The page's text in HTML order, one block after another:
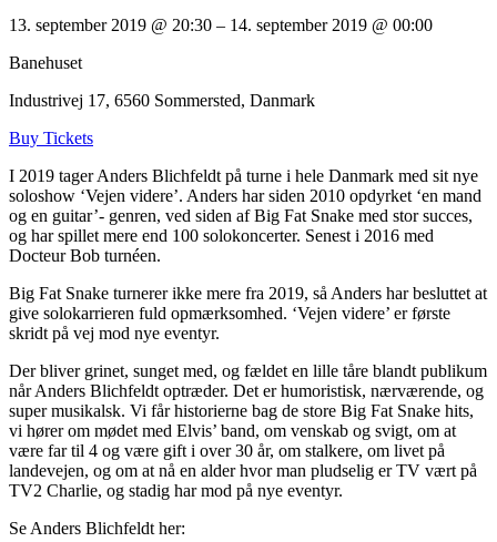
13. september 2019 @ 20:30 – 14. september 2019 @ 00:00
Banehuset
Industrivej 17, 6560 Sommersted, Danmark
Buy Tickets
I 2019 tager Anders Blichfeldt på turne i hele Danmark med sit nye
soloshow ‘Vejen videre’. Anders har siden 2010 opdyrket ‘en mand
og en guitar’- genren, ved siden af Big Fat Snake med stor succes,
og har spillet mere end 100 solokoncerter. Senest i 2016 med
Docteur Bob turnéen.
Big Fat Snake turnerer ikke mere fra 2019, så Anders har besluttet at
give solokarrieren fuld opmærksomhed. ‘Vejen videre’ er første
skridt på vej mod nye eventyr.
Der bliver grinet, sunget med, og fældet en lille tåre blandt publikum
når Anders Blichfeldt optræder. Det er humoristisk, nærværende, og
super musikalsk. Vi får historierne bag de store Big Fat Snake hits,
vi hører om mødet med Elvis’ band, om venskab og svigt, om at
være far til 4 og være gift i over 30 år, om stalkere, om livet på
landevejen, og om at nå en alder hvor man pludselig er TV vært på
TV2 Charlie, og stadig har mod på nye eventyr.
Se Anders Blichfeldt her: